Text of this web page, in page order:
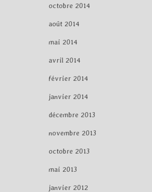
octobre 2014
août 2014
mai 2014
avril 2014
février 2014
janvier 2014
décembre 2013
novembre 2013
octobre 2013
mai 2013
janvier 2012